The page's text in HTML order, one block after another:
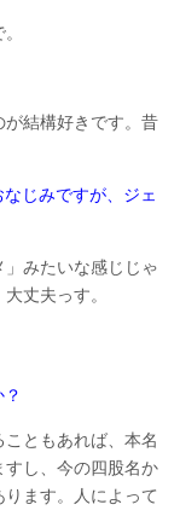
結構好きです。昔
じみですが、ジェ
みたいな感じじゃ
丈夫っす。
ともあれば、本名
し、今の四股名か
ます。人によって